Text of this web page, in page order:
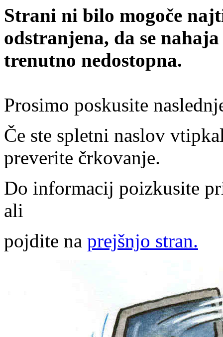
Strani ni bilo mogoče
odstranjena, da se
trenutno nedostopna.
Prosimo poskusite
Če ste spletni naslov
preverite črkovanje.
Do informacij poizkusite
ali
pojdite na prejšnjo stran.